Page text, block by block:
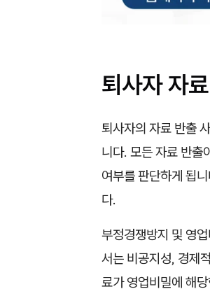
퇴사자 자
퇴사자의 자료 반출
니다. 모든 자료 반출
여부를 판단하게 됩
다.
부정경쟁방지 및 영
서는 비공지성, 경제
료가 영업비밀에 해